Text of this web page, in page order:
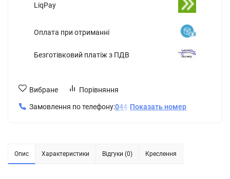
LiqPay
Оплата при отриманні
Безготівковий платіж з ПДВ
Вибране Порівняння
Замовлення по телефону:044 Показать номер
Опис Характеристики Відгуки (0) Креслення